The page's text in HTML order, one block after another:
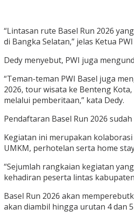
“Lintasan rute Basel Run 2026
di Bangka Selatan,” jelas Ketua
Dedy menyebut, PWI juga
“Teman-teman PWI Basel juga
2026, tour wisata ke Benteng
melalui pemberitaan,” kata Dedy.
Pendaftaran Basel Run 2026
Kegiatan ini merupakan
UMKM, perhotelan serta home
“Sejumlah rangkaian kegiatan
kehadiran peserta lintas
Basel Run 2026 akan
akan diambil hingga urutan 4 dan